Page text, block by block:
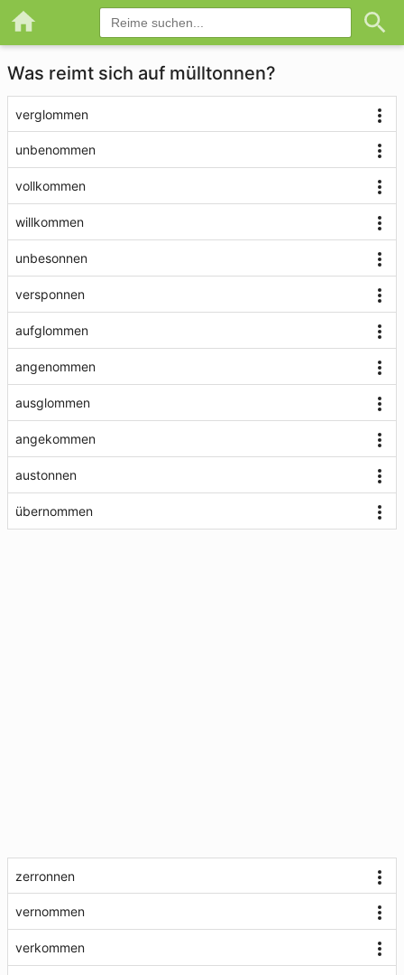
Was reimt sich auf mülltonnen?
verglommen
unbenommen
vollkommen
willkommen
unbesonnen
versponnen
aufglommen
angenommen
ausglommen
angekommen
austonnen
übernommen
zerronnen
vernommen
verkommen